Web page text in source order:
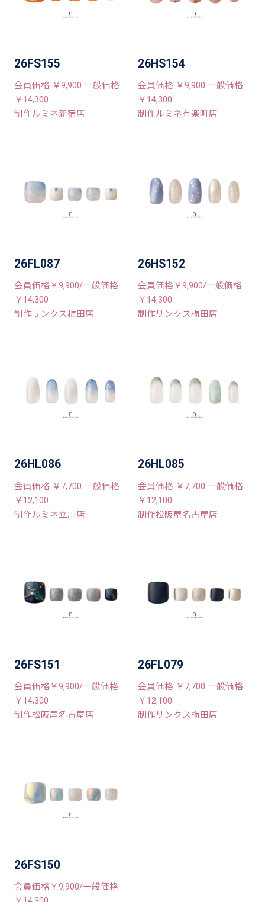
26FS155
会員価格 ￥9,900 一般価格
￥14,300
制作ルミネ新宿店
26HS154
会員価格 ￥9,900 一般価格
￥14,300
制作ルミネ有楽町店
26FL087
会員価格￥9,900/一般価格
￥14,300
制作リンクス梅田店
26HS152
会員価格￥9,900/一般価格
￥14,300
制作リンクス梅田店
26HL086
会員価格 ￥7,700 一般価格
￥12,100
制作ルミネ立川店
26HL085
会員価格 ￥7,700 一般価格
￥12,100
制作松阪屋名古屋店
26FS151
会員価格￥9,900/一般価格
￥14,300
制作松阪屋名古屋店
26FL079
会員価格 ￥7,700 一般価格
￥12,100
制作リンクス梅田店
26FS150
会員価格￥9,900/一般価格